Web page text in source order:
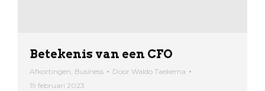
Betekenis van een CFO
Afkortingen, Business Door Waldo Taekema
19 februari 2023